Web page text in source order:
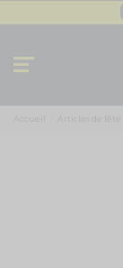
Accueil Articles de fête